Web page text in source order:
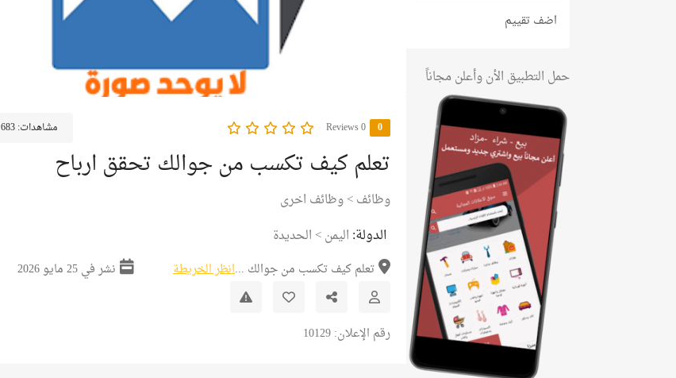
اضف تقييم
حمل التطبيق الأن وأعلن مجاناً
0
0 Reviews مشاهدات:683
تعلم كيف تكسب من جوالك تحقق ارباح
وظائف>وظائف اخرى
الدولة: اليمن> الحديدة
تعلم كيف تكسب من جوالك ...انظر الخريطة نشر في 25 مايو 2026
رقم الإعلان: 10129